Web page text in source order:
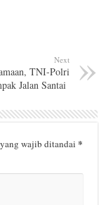
Next
TNI-Polri
Jalan Santai
wajib ditandai*